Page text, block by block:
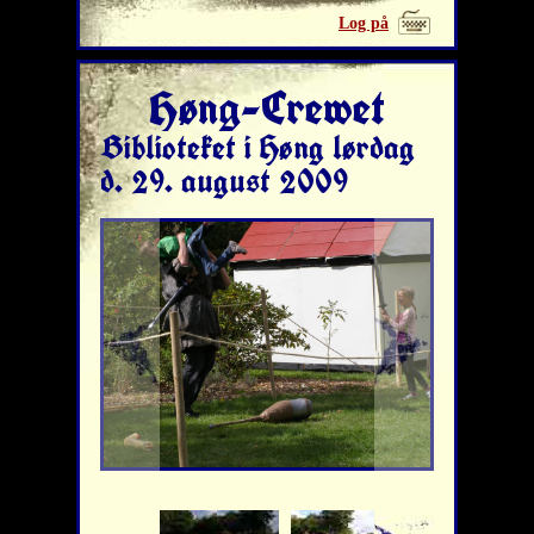
Log på
Høng-Crewet
Biblioteket i Høng lørdag
d. 29. august 2009